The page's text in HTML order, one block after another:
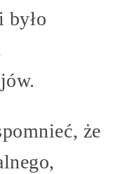
było
że